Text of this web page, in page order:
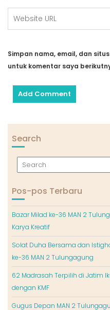
Simpan nama, email, dan
untuk komentar saya
Search
Pos-pos Terbaru
Bazar Milad ke-36 MAN 2
Karya Kreatif
Solat Duha Bersama dan
ke-36 MAN 2 Tulungagung
62 Madrasah Terpilih di Jatim
dengan KMF
Gugus Depan MAN 2